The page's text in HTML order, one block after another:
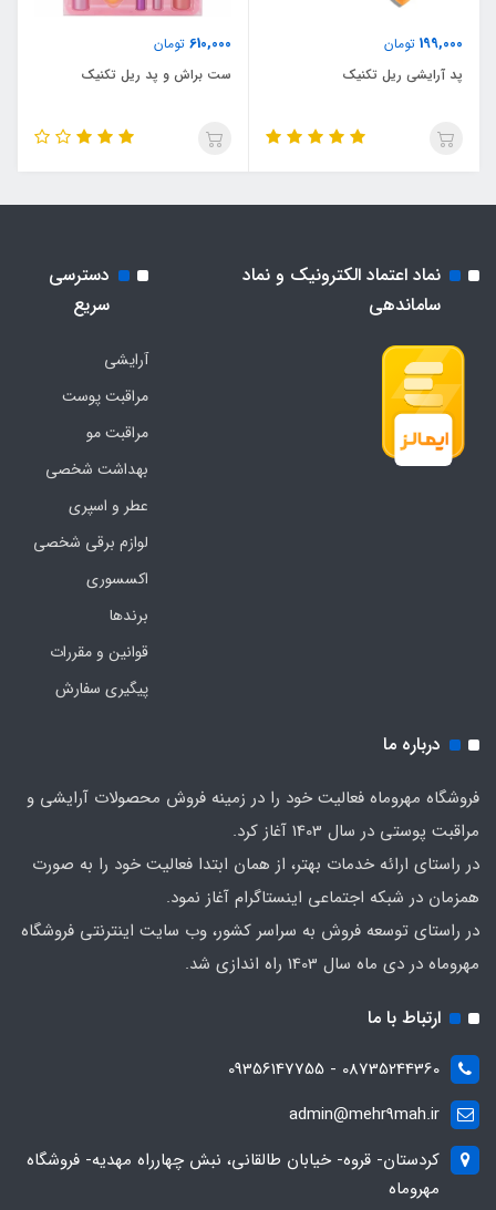
199,000 تومان
پد آرایشی ریل تکنیک
610,000 تومان
ست براش و پد ریل تکنیک
نماد اعتماد الکترونیک و نماد
ساماندهی
دسترسی
سریع
آرایشی
مراقبت پوست
مراقبت مو
بهداشت شخصی
عطر و اسپری
لوازم برقی شخصی
اکسسوری
برندها
قوانین و مقررات
پیگیری سفارش
درباره ما
فروشگاه مهروماه فعالیت خود را در زمینه فروش محصولات آرایشی و
مراقبت پوستی در سال 1403 آغاز کرد.
در راستای ارائه خدمات بهتر، از همان ابتدا فعالیت خود را به صورت
همزمان در شبکه اجتماعی اینستاگرام آغاز نمود.
در راستای توسعه فروش به سراسر کشور، وب سایت اینترنتی فروشگاه
مهروماه در دی ماه سال 1403 راه اندازی شد.
ارتباط با ما
08735244360 - 09356147755
admin@mehr9mah.ir
کردستان- قروه- خیابان طالقانی، نبش چهارراه مهدیه- فروشگاه
مهروماه